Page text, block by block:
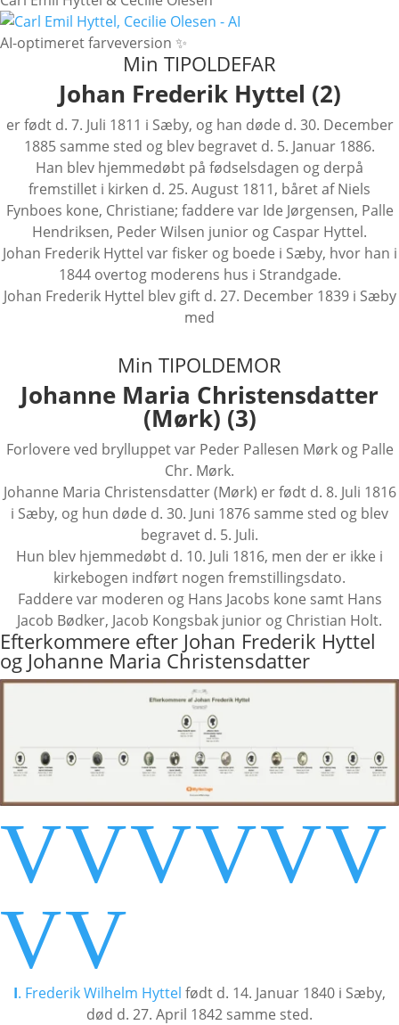
AI-optimeret farveversion ✨
Min TIPOLDEFAR
Johan Frederik Hyttel (2)
er født d. 7. Juli 1811 i Sæby, og han døde d. 30. December
1885 samme sted og blev begravet d. 5. Januar 1886.
Han blev hjemmedøbt på fødselsdagen og derpå
fremstillet i kirken d. 25. August 1811, båret af Niels
Fynboes kone, Christiane; faddere var Ide Jørgensen, Palle
Hendriksen, Peder Wilsen junior og Caspar Hyttel.
Johan Frederik Hyttel var fisker og boede i Sæby, hvor han i
1844 overtog moderens hus i Strandgade.
Johan Frederik Hyttel blev gift d. 27. December 1839 i Sæby
med
Min TIPOLDEMOR
Johanne Maria Christensdatter
(Mørk) (3)
Forlovere ved brylluppet var Peder Pallesen Mørk og Palle
Chr. Mørk.
Johanne Maria Christensdatter (Mørk) er født d. 8. Juli 1816
i Sæby, og hun døde d. 30. Juni 1876 samme sted og blev
begravet d. 5. Juli.
Hun blev hjemmedøbt d. 10. Juli 1816, men der er ikke i
kirkebogen indført nogen fremstillingsdato.
Faddere var moderen og Hans Jacobs kone samt Hans
Jacob Bødker, Jacob Kongsbak junior og Christian Holt.
Efterkommere efter Johan Frederik Hyttel
og Johanne Maria Christensdatter
VVVVVV
VV
I. Frederik Wilhelm Hyttel født d. 14. Januar 1840 i Sæby,
død d. 27. April 1842 samme sted.